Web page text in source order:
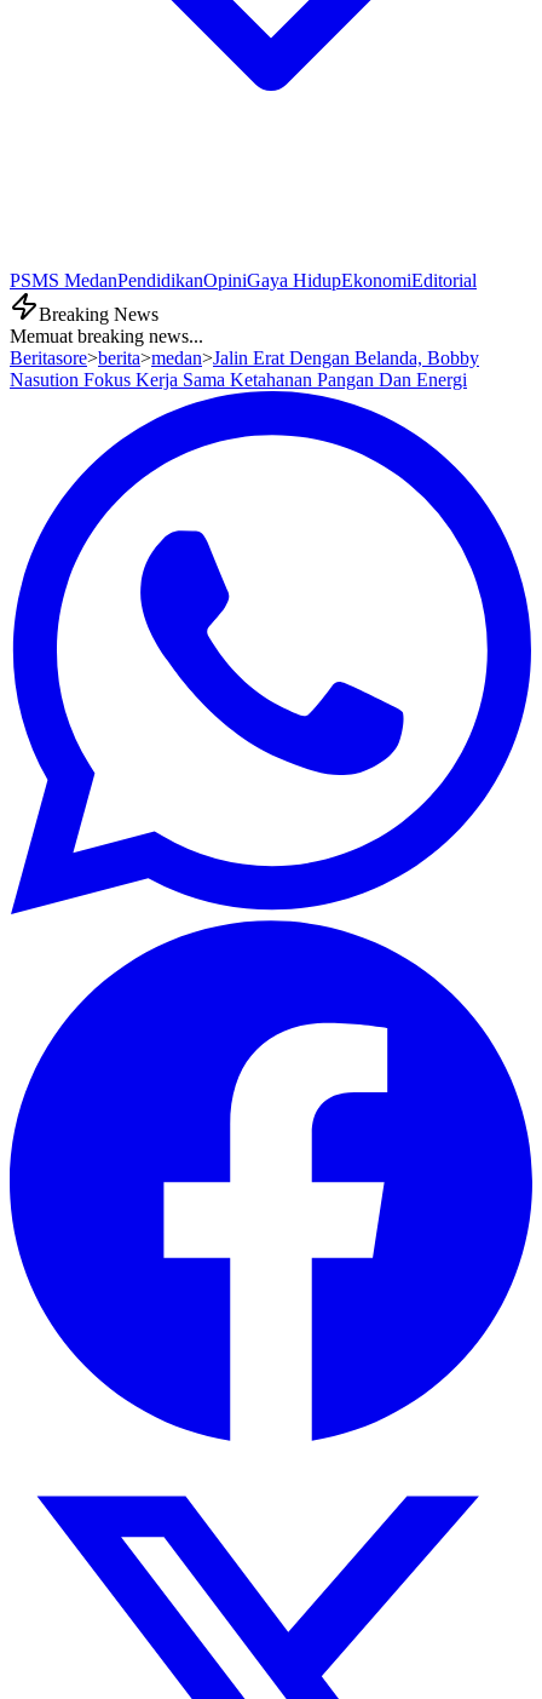
PSMS MedanPendidikanOpiniGaya HidupEkonomiEditorial
Breaking News
Memuat breaking news...
Beritasore>berita>medan>Jalin Erat Dengan Belanda, Bobby
Nasution Fokus Kerja Sama Ketahanan Pangan Dan Energi